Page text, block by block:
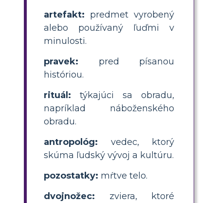
artefakt: predmet vyrobený
alebo používaný ľuďmi v
minulosti.
pravek: pred písanou
históriou.
rituál: týkajúci sa obradu,
napríklad náboženského
obradu.
antropológ: vedec, ktorý
skúma ľudský vývoj a kultúru.
pozostatky: mŕtve telo.
dvojnožec: zviera, ktoré